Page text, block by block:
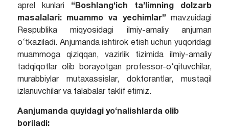
aprel kunlari
“Boshlang‘ich ta’limning dolzarb
masalalari: muammo va yechimlar”
mavzuidagi
Respublika miqyosidagi ilmiy-amaliy anjuman
o‘tkaziladi. Anjumanda ishtirok etish uchun yuqoridagi
muammoga qiziqqan, vazirlik tizimida ilmiy-amaliy
tadqiqotlar olib borayotgan professor-o‘qituvchilar,
murabbiylar mutaxassislar, doktorantlar, mustaqil
izlanuvchilar va talabalar taklif etimiz.
Aanjumanda quyidagi yo‘nalishlarda olib
boriladi: